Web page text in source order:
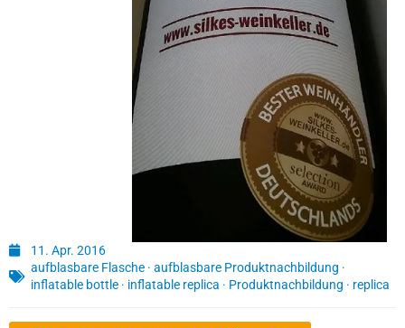
11. Apr. 2016
aufblasbare Flasche · aufblasbare Produktnachbildung ·
inflatable bottle · inflatable replica · Produktnachbildung · replica